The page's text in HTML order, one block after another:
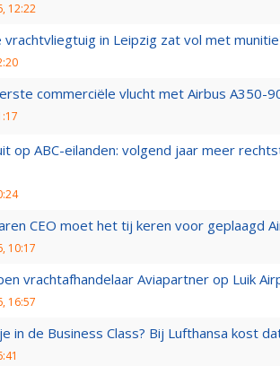
12:22
vrachtvliegtuig in Leipzig zat vol met
commerciële vlucht met Airbus A350-
op ABC-eilanden: volgend jaar meer
CEO moet het tij keren voor geplaagd
10:17
vrachtafhandelaar Aviapartner op Luik
16:57
in de Business Class? Bij Lufthansa kost